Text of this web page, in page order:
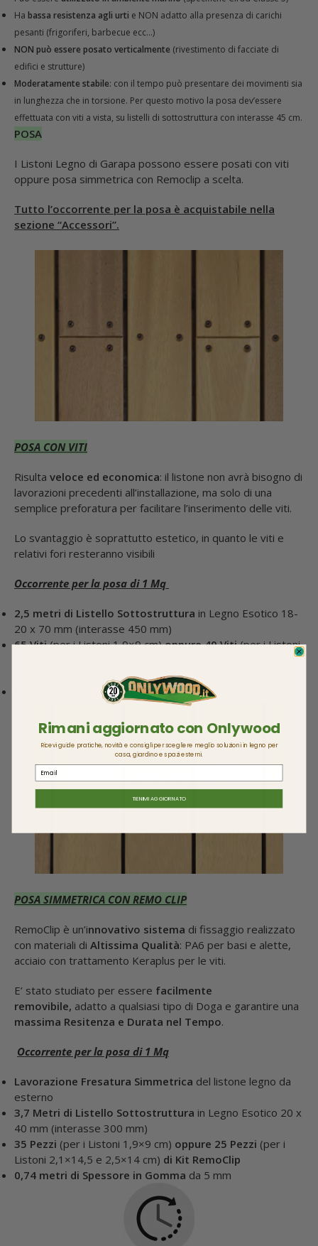
Ha bassa resistenza agli urti e NON adatto alla presenza di carichi
pesanti (frigoriferi, barbecue ecc…)
NON può essere posato verticalmente (rivestimento di facciate di
edifici e strutture)
Moderatamente stabile: con il tempo può presentare dei movimenti sia
in lunghezza che in torsione. Per questo motivo la posa dev’essere
effettuata con viti a vista, su listelli di sottostruttura con interasse 45 cm.
POSA
I Listoni Legno di Garapa possono essere posati con viti
oppure posa simmetrica con Remoclip a scelta.
Tutto l’occorrente per la posa è acquistabile nella
sezione “Accessori”.
POSA CON VITI
Risulta veloce ed economica: il listone non avrà bisogno di
lavorazioni precedenti all’installazione, ma solo di una
semplice preforatura per facilitare l’inserimento delle viti.
Lo svantaggio è soprattutto estetico, in quanto le viti e
relativi fori resteranno visibili
Occorrente per la posa di 1 Mq
2,5 metri di Listello Sottostruttura in Legno Esotico 18-
20 x 70 mm (interasse 450 mm)
65 Viti(per i Listoni 1,9×9 cm)oppure 40 Viti(per i Listoni
mm Torx Tx 20 Acciaio C1022 Color Rame
0,5 metri di Spessore in Gommada 5 mm
POSA SIMMETRICA CON REMO CLIP
RemoClip è un’innovativo sistema di fissaggio realizzato
con materiali di Altissima Qualità: PA6 per basi e alette,
acciaio con trattamento Keraplus per le viti.
E’ stato studiato per essere facilmente
removibile, adatto a qualsiasi tipo di Doga e garantire una
massima Resitenza e Durata nel Tempo.
Occorrente per la posa di 1 Mq
Lavorazione Fresatura Simmetrica del listone legno da
esterno
3,7 Metri di Listello Sottostruttura in Legno Esotico 20 x
40 mm (interasse 300 mm)
35 Pezzi (per i Listoni 1,9×9 cm) oppure 25 Pezzi (per i
Listoni 2,1×14,5 e 2,5×14 cm) di Kit RemoClip
0,74 metri di Spessore in Gomma da 5 mm
Rimani aggiornato con Onlywood
Ricevi guide pratiche, novità e consigli per scegliere meglio soluzioni in legno per
casa, giardino e spazi esterni.
TIENIMI AGGIORNATO